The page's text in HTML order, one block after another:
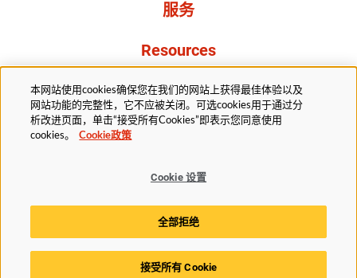
服务
Resources
关于我们
法务部 隐私声明 无障碍
Cookie政策
Cookie 设置
© 2025赫斯基科技版权所有。
本网站使用cookies确保您在我们的网站上获得最佳体验以及
网站功能的完整性，它不应被关闭。可选cookies用于通过分
析改进页面，单击“接受所有Cookies”即表示您同意使用
cookies。
Cookie政策
Cookie 设置
全部拒绝
接受所有 Cookie